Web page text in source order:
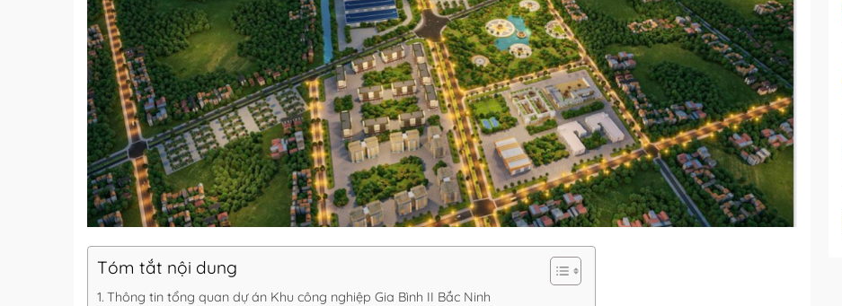
Tóm tắt nội dung
Thông tin tổng quan dự án Khu công nghiệp Gia Bình II Bắc Ninh